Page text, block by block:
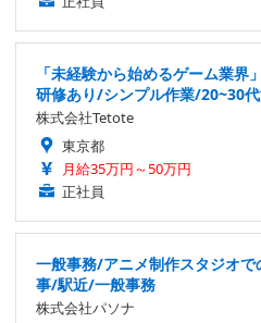
「未経験から始めるゲーム業
研修あり/シンプル作業/20~30
株式会社Tetote
東京都
月給35万円～50万円
正社員
一般事務/アニメ制作スタジオ
事/駅近/一般事務
株式会社パソナ